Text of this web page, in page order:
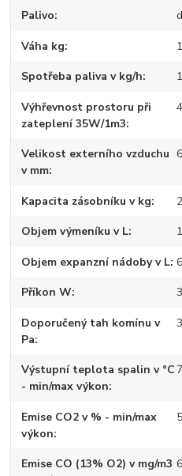
Palivo
Váha kg
Spotřeba paliva v kg/h
Výhřevnost prostoru při
zateplení 35W/1m3
Velikost externího vzduchu
v mm
Kapacita zásobníku v kg
Objem výmeníku v L
Objem expanzní nádoby v L 6
Příkon W
Doporučený tah komínu v
Pa
Výstupní teplota spalin v °C
- min/max výkon
Emise CO2 v % - min/max
výkon
Emise CO (13% O2) v mg/m3